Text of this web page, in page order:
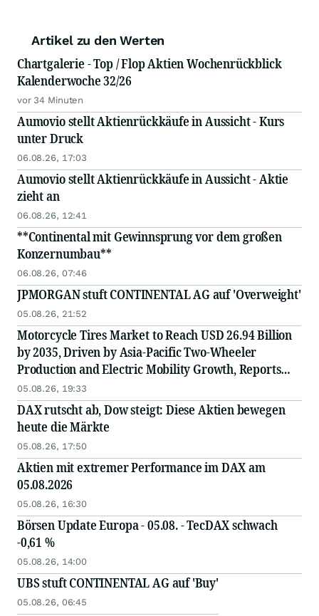
Artikel zu den Werten
Chartgalerie - Top / Flop Aktien Wochenrückblick
Kalenderwoche 32/26
vor 34 Minuten
Aumovio stellt Aktienrückkäufe in Aussicht - Kurs
unter Druck
06.08.26, 17:03
Aumovio stellt Aktienrückkäufe in Aussicht - Aktie
zieht an
06.08.26, 12:41
**Continental mit Gewinnsprung vor dem großen
Konzernumbau**
06.08.26, 07:46
JPMORGAN stuft CONTINENTAL AG auf 'Overweight'
05.08.26, 21:52
Motorcycle Tires Market to Reach USD 26.94 Billion
by 2035, Driven by Asia-Pacific Two-Wheeler
Production and Electric Mobility Growth, Reports
Radial Insights
05.08.26, 19:33
DAX rutscht ab, Dow steigt: Diese Aktien bewegen
heute die Märkte
05.08.26, 17:50
Aktien mit extremer Performance im DAX am
05.08.2026
05.08.26, 16:30
Börsen Update Europa - 05.08. - TecDAX schwach
-0,61 %
05.08.26, 14:00
UBS stuft CONTINENTAL AG auf 'Buy'
05.08.26, 06:45